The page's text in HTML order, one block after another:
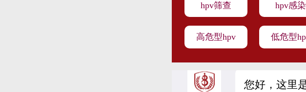
hpv筛查 hpv感染
高危型hpv 低危型
您好，这里